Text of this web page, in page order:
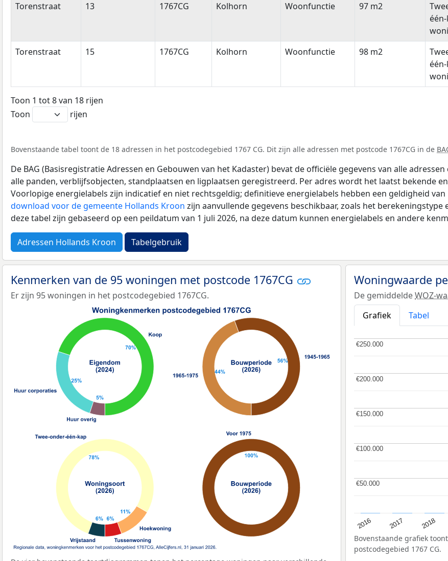
Torenstraat 13 1767CG Kolhorn Woonfunctie 97 m2
Torenstraat 15 1767CG Kolhorn Woonfunctie 98 m2
Toon 1 tot 8 van 18 rijen
Toon
rijen
Bovenstaande tabel toont de 18 adressen in het postcodegebied 1767 CG. Dit zijn alle adressen met postcode 1767CG in de
De BAG (Basisregistratie Adressen en Gebouwen van het Kadaster) bevat de officiële gegevens van alle
alle panden, verblijfsobjecten, standplaatsen en ligplaatsen geregistreerd. Per adres wordt het laatst bekende
Voorlopige energielabels zijn indicatief en niet rechtsgeldig; definitieve energielabels hebben een geldigheid
download voor de gemeente Hollands Kroon zijn aanvullende gegevens beschikbaar, zoals het
deze tabel zijn gebaseerd op een peildatum van 1 juli 2026, na deze datum kunnen energielabels en andere
Adressen Hollands Kroon Tabelgebruik
Kenmerken van de 95 woningen met postcode 1767CG
Er zijn 95 woningen in het postcodegebied 1767CG.
Woningwaarde
De gemiddeldeWOZ-
Grafiek
Tabel
2016 2017 2018
€50.000
€50.000
€100.000
€100.000
€150.000
€150.000
€200.000
€200.000
€250.000
€250.000
Bovenstaande grafiek
postcodegebied 1767 CG.